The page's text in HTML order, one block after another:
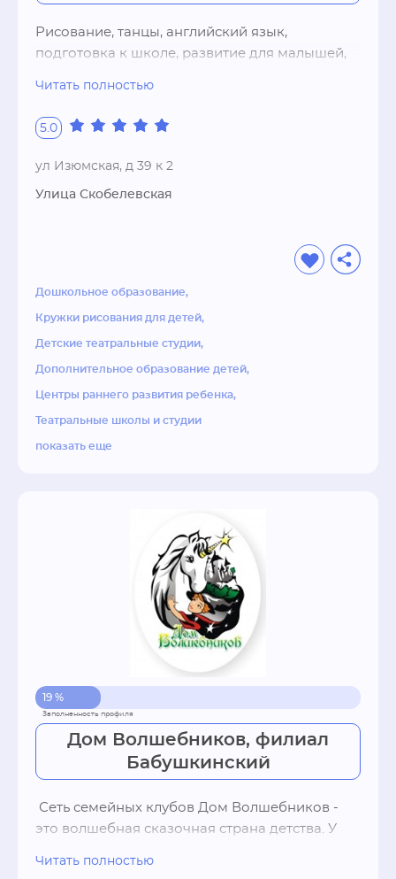
Рисование, танцы, английский язык,
подготовка к школе, развитие для малышей,
Читать полностью
5.0
ул Изюмская, д 39 к 2
Улица Скобелевская
Дошкольное образование
Кружки рисования для детей
Детские театральные студии
Дополнительное образование детей
Центры раннего развития ребенка
Театральные школы и студии
показать еще
19 %
Дом Волшебников, филиал
Бабушкинский
это волшебная сказочная страна детства. У
Читать полностью